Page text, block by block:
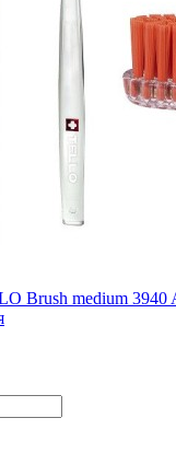
Brush medium 3940